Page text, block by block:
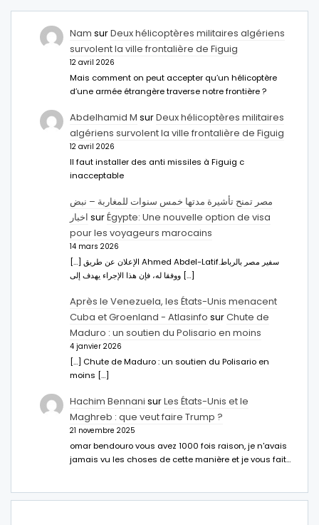
Nam surDeux hélicoptères militaires algériens
survolent la ville frontalière de Figuig
12 avril 2026
Mais comment on peut accepter qu’un hélicoptère
d’une armée étrangère traverse notre frontière ?
Abdelhamid M surDeux hélicoptères militaires
algériens survolent la ville frontalière de Figuig
12 avril 2026
Il faut installer des anti missiles à Figuig c
inacceptable
مصر تمنح تأشيرة مدتها خمس سنوات للمغاربة – نبض
اخبار surÉgypte: Une nouvelle option de visa
pour les voyageurs marocains
14 mars 2026
[…] الإعلان عن طريق Ahmed Abdel-Latifسفير مصر بالرباط.
ووفقا له، فإن هذا الإجراء يهدف إلى […]
Après le Venezuela, les États-Unis menacent
Cuba et Groenland - Atlasinfo surChute de
Maduro : un soutien du Polisario en moins
4 janvier 2026
[…] Chute de Maduro : un soutien du Polisario en
moins […]
Hachim Bennani surLes États-Unis et le
Maghreb : que veut faire Trump ?
21 novembre 2025
omar bendouro vous avez 1000 fois raison, je n'avais
jamais vu les choses de cette manière et je vous fait…